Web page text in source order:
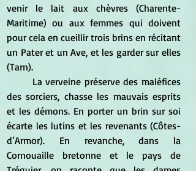
venir le lait aux chèvres (Charente-
Maritime) ou aux femmes qui doivent
pour cela en cueillir trois brins en récitant
un Pater et un Ave, et les garder sur elles
(Tarn).
des sorciers, chasse les mauvais esprits
et les démons. En porter un brin sur soi
écarte les lutins et les revenants (Côtes-
d’Armor). En revanche, dans la
Cornouaille bretonne et le pays de